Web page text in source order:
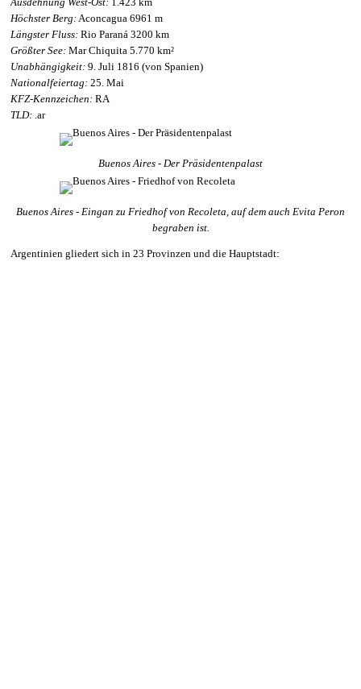
Höchster Berg: Aconcagua 6961 m
Längster Fluss: Rio Paraná 3200 km
Größter See: Mar Chiquita 5.770 km²
Unabhängigkeit: 9. Juli 1816 (von Spanien)
Nationalfeiertag: 25. Mai
KFZ-Kennzeichen: RA
TLD: .ar
Buenos Aires - Der Präsidentenpalast
Buenos Aires - Eingan zu Friedhof von Recoleta, auf dem auch Evita Peron
begraben ist.
Argentinien gliedert sich in 23 Provinzen und die Hauptstadt: